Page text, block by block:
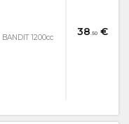
38.50€
BANDIT 1200cc